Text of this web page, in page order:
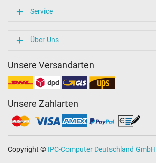
Service
Über Uns
Unsere Versandarten
Unsere Zahlarten
Copyright © IPC-Computer Deutschland GmbH